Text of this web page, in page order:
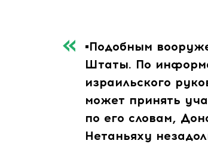
▪️Подобным
Штаты. По
израильского
может принять
по его словам,
Нетаньяху